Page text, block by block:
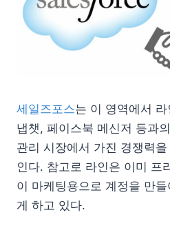
세일즈포스는 이 영역에서
냅챗, 페이스북 메신저 등과
관리 시장에서 가진 경쟁력
인다. 참고로 라인은 이미 프
이 마케팅용으로 계정을 만
게 하고 있다.